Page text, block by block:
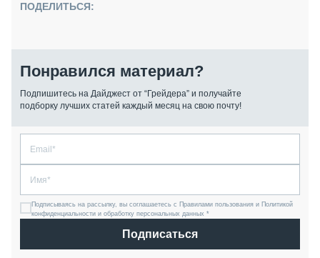
ПОДЕЛИТЬСЯ:
Понравился материал?
Подпишитесь на Дайджест от “Грейдера” и получайте
подборку лучших статей каждый месяц на свою почту!
Подписываясь на рассылку, вы соглашаетесь с Правилами пользования и Политикой
конфиденциальности и обработку персональных данных *
Подписаться